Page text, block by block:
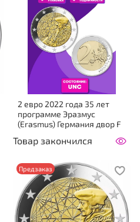
2 евро 2022 года 35 лет
программе Эразмус
(Erasmus) Германия двор F
Товар закончился
Предзаказ